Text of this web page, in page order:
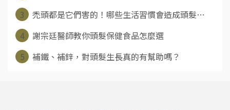
3
禿頭都是它們害的！哪些生活習慣會造成頭髮⋯
4
謝宗廷醫師教你頭髮保健食品怎麼選
5
補鐵、補鋅，對頭髮生長真的有幫助嗎？